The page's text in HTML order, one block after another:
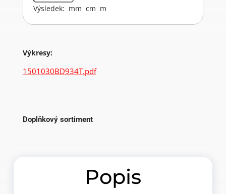
Výsledek: mm cm m
Výkresy:
1501030BD934T.pdf
Doplňkový sortiment
Popis